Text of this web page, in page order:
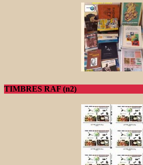
TIMBRES RAF (n2)